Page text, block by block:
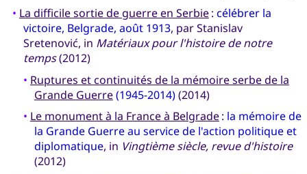
• La difficile sortie de guerre en Serbie: célébrer la
victoire, Belgrade, août 1913, par Stanislav
Sretenović, in Matériaux pour l'histoire de notre
temps(2012)
• Ruptures et continuités de la mémoire serbe de la
Grande Guerre(1945-2014)(2014)
• Le monument à la France à Belgrade: la mémoire de
la Grande Guerre au service de l'action politique et
diplomatique, in Vingtième siècle, revue d'histoire
(2012)